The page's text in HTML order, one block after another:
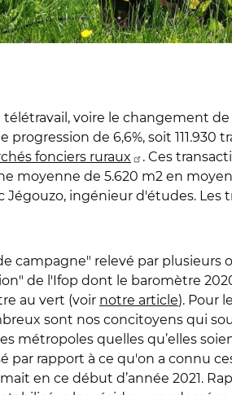
télétravail, voire le changement
de 6,6%, soit 111.930
fonciers ruraux
. Ces
moyenne de 5.620 m2 en
Jégouzo, ingénieur d'études.
campagne" relevé par
de l'Ifop dont le baromètre
au vert (voir notre article). Pour
sont nos concitoyens qui
métropoles quelles qu’elles
rapport à ce qu'on a connu
en ce début d’année 2021.